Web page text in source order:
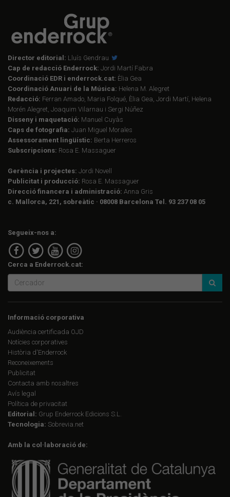
Director editorial: Lluís Gendrau
Cap de redacció Enderrock: Jordi Martí Fabra
Coordinació EDR i enderrock.cat: Èlia Gea
Coordinació Anuari de la Música: Helena M. Alegret
Redacció: Ferran Amado, Maria Folqué, Èlia Gea, Jordi Martí, Helena
Morén Alegret, Joaquim Vilarnau i Sergi Núñez
Disseny i maquetació: Manuel Cuyàs
Caps de fotografia: Juan Miguel Morales
Assessorament lingüístic: Berta Herreros
Subscripcions: Rosa E. Massaguer
Gerència i projectes: Jordi Novell
Publicitat i producció: Rosa E. Massaguer
Direcció financera i administració: Anna Gris
c. Mallorca, 221, sobreàtic · 08008 Barcelona Tel. 93 237 08 05
Segueix-nos a:
Cerca a Enderrock.cat:
Informació corporativa
Audiència certificada OJD
Notícies corporatives
Història d'Enderrock
Reconeixements
Publicitat
Contacta amb nosaltres
Avís legal
Política de privacitat
Editorial: Grup Enderrock Edicions S.L.
Tecnologia: Sobrevia.net
Amb la col·laboració de: